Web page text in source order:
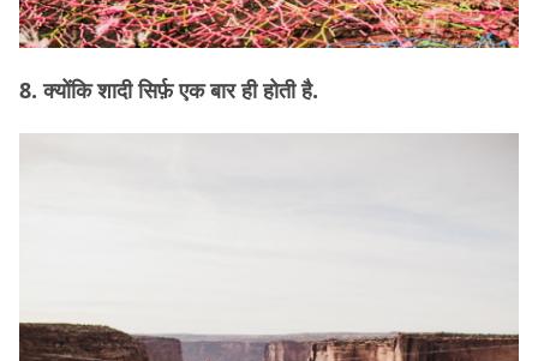
8. क्योंकि शादी सिर्फ़ एक बार ही होती है.